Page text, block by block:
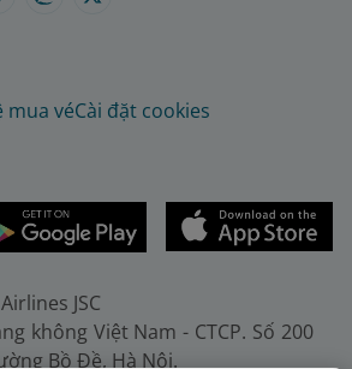
mua véCài đặt cookies
JSC
không Việt Nam - CTCP. Số 200
Bồ Đề, Hà Nội.